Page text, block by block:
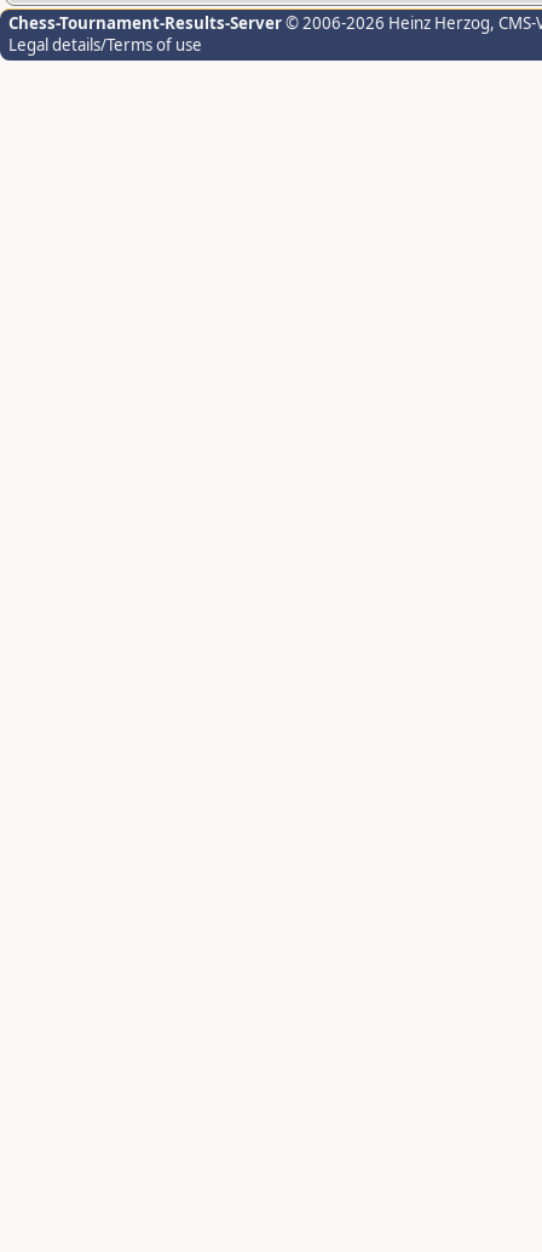
Chess-Tournament-Results-Server© 2006-2026 Heinz Herzog,
Legal details/Terms of use